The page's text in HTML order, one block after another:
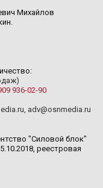
Михайлов
936-02-90
, adv@osnmedia.ru
"Силовой блок"
реестровая